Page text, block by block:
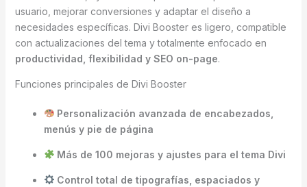
usuario, mejorar conversiones y adaptar el diseño a
necesidades específicas. Divi Booster es ligero, compatible
con actualizaciones del tema y totalmente enfocado en
productividad, flexibilidad y SEO on-page.
Funciones principales de Divi Booster
Personalización avanzada de encabezados,
menús y pie de página
Más de 100 mejoras y ajustes para el tema Divi
Control total de tipografías, espaciados y